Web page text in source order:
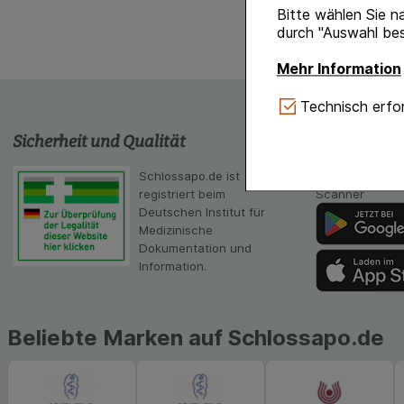
Bitte wählen Sie
durch "Auswahl
Mehr Information
Technisch
verzichtet werden
gestalten,
auf Ihre
Statistik &
unserer Website
Medien übertragen
Technisch
Sicherheit und Qualität
Schlossapo.de ist
registriert beim
Deutschen Institut für
Medizinische
Dokumentation und
Information.
Scanner
Beliebte Marken auf Schlossapo.de